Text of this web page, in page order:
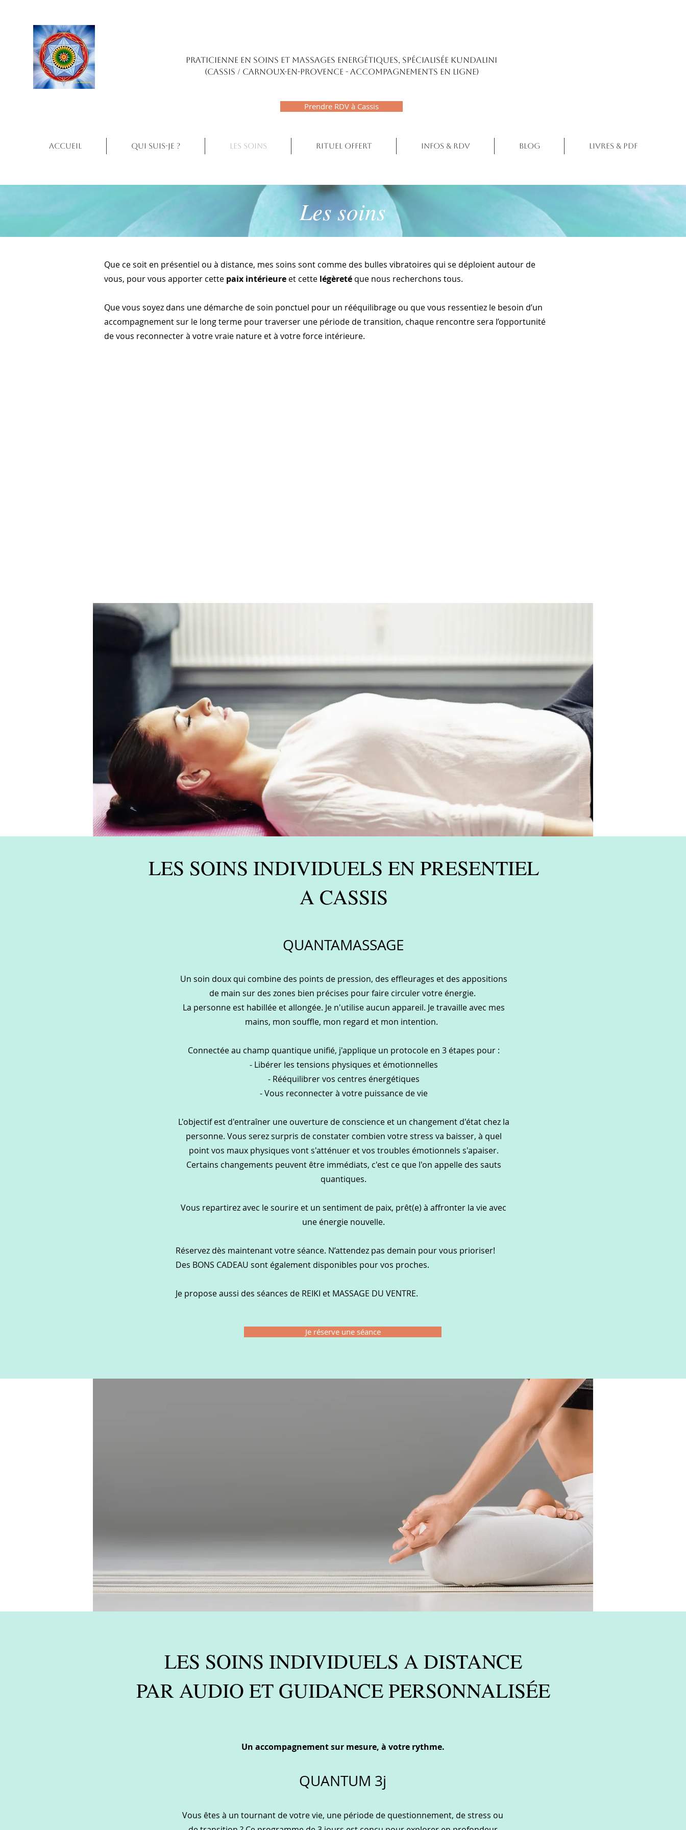
PRATICIENNE EN SOINS ET MASSAGES ENERGÉTIQUES, SPÉCIALISÉE kundalini
(CASSIS / CARNOUX-EN-PROVENCE - accompagnements en ligne)
Prendre RDV à Cassis
Accueil Qui suis-je ? Les soins Rituel offert Infos & RDV Blog Livres & PDF
Les soins
Que ce soit en présentiel ou à distance, mes soins sont comme des bulles vibratoires qui se déploient autour de
vous, pour vous apporter cette paix intérieure et cette légèreté que nous recherchons tous.
Que vous soyez dans une démarche de soin ponctuel pour un rééquilibrage ou que vous ressentiez le besoin d’un
accompagnement sur le long terme pour traverser une période de transition, chaque rencontre sera l’opportunité
de vous reconnecter à votre vraie nature et à votre force intérieure.
LES SOINS INDIVIDUELS EN PRESENTIEL
A CASSIS
QUANTAMASSAGE
Un soin doux qui combine des points de pression, des effleurages et des appositions
de main sur des zones bien précises pour faire circuler votre énergie.
La personne est habillée et allongée. Je n'utilise aucun appareil. Je travaille avec mes
mains, mon souffle, mon regard et mon intention.
Connectée au champ quantique unifié, j'applique un protocole en 3 étapes pour :​
- Libérer les tensions physiques et émotionnelles
- Rééquilibrer vos centres énergétiques
-Vous reconnecter à votre puissance de vie
L'objectif est d'entraîner une ouverture de conscience et un changement d'état chez la
personne. Vous serez surpris de constater combien votre stress va baisser, à quel
point vos maux physiques vont s'atténuer et vos troubles émotionnels s'apaiser.
Certains changements peuvent être immédiats, c'est ce que l'on appelle des sauts
quantiques.
Vous repartirez avec le sourire et un sentiment de paix, prêt(e) à affronter la vie avec
une énergie nouvelle.
Réservez dès maintenant votre séance. N’attendez pas demain pour vous prioriser!
Des BONS CADEAU sont également disponibles pour vos proches.
Je propose aussi des séances de REIKI et MASSAGE DU VENTRE.
Je réserve une séance
LES SOINS INDIVIDUELS A DISTANCE
PAR AUDIO ET GUIDANCE PERSONNALISÉE
Un accompagnement sur mesure, à votre rythme.
QUANTUM 3j
Vous êtes à un tournant de votre vie, une période de questionnement, de stress ou